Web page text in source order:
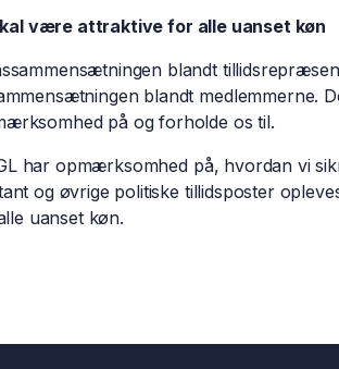
være attraktive for alle uanset køn
blandt
blandt medlemmerne.
på og forholde os til.
har opmærksomhed på, hvordan vi
og øvrige politiske tillidsposter
uanset køn.